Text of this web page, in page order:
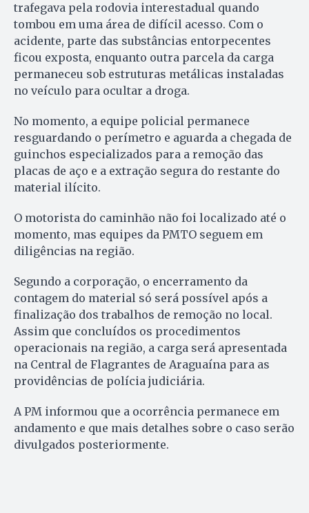
trafegava pela rodovia interestadual quando
tombou em uma área de difícil acesso. Com o
acidente, parte das substâncias entorpecentes
ficou exposta, enquanto outra parcela da carga
permaneceu sob estruturas metálicas instaladas
no veículo para ocultar a droga.
No momento, a equipe policial permanece
resguardando o perímetro e aguarda a chegada de
guinchos especializados para a remoção das
placas de aço e a extração segura do restante do
material ilícito.
O motorista do caminhão não foi localizado até o
momento, mas equipes da PMTO seguem em
diligências na região.
Segundo a corporação, o encerramento da
contagem do material só será possível após a
finalização dos trabalhos de remoção no local.
Assim que concluídos os procedimentos
operacionais na região, a carga será apresentada
na Central de Flagrantes de Araguaína para as
providências de polícia judiciária.
A PM informou que a ocorrência permanece em
andamento e que mais detalhes sobre o caso serão
divulgados posteriormente.